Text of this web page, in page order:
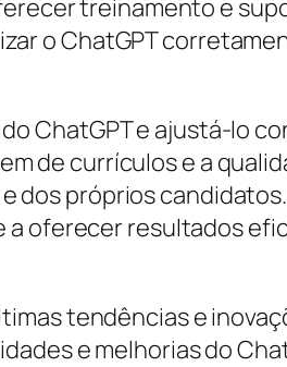
treinamento e
o ChatGPT
ChatGPT e ajustá-lo
de currículos e a
dos próprios
oferecer resultados
tendências e
e melhorias do